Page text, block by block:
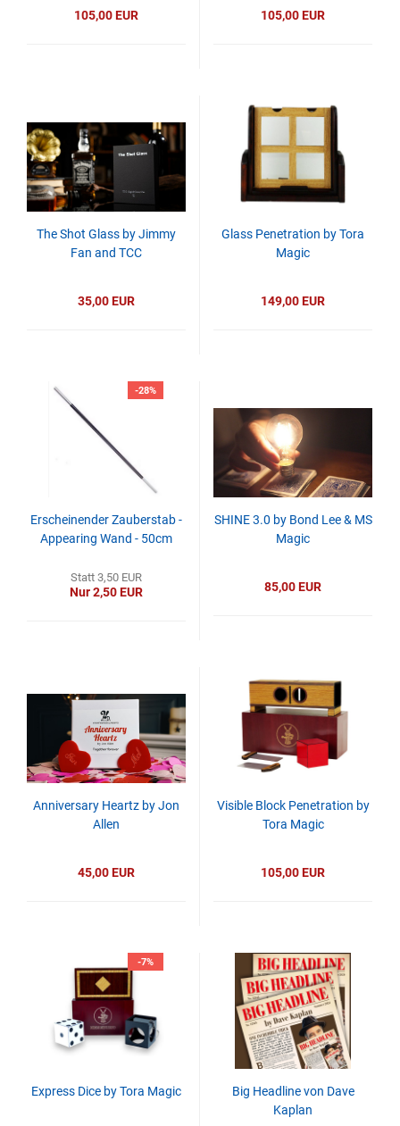
105,00 EUR 105,00 EUR
The Shot Glass by Jimmy
Fan and TCC
35,00 EUR
Glass Penetration by Tora
Magic
149,00 EUR
-28%
Erscheinender Zauberstab -
Appearing Wand - 50cm
Statt 3,50 EUR
Nur 2,50 EUR
SHINE 3.0 by Bond Lee & MS
Magic
85,00 EUR
Anniversary Heartz by Jon
Allen
45,00 EUR
Visible Block Penetration by
Tora Magic
105,00 EUR
-7%
Express Dice by Tora Magic
Big Headline von Dave
Kaplan